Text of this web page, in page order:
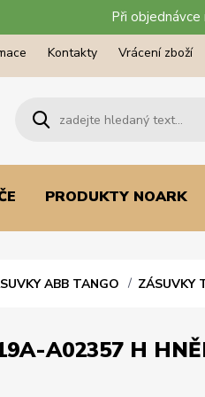
Při
Kontakty Vrácení zboží
PRODUKTY NOARK
ABB TANGO ZÁSUVKY
A02357 H